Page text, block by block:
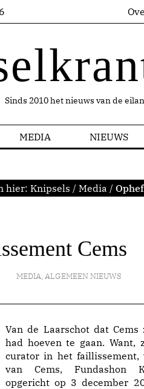
Sinds 2010 het nieuws van de
MEDIA NIEUWS
hier: Knipsels / Media /
Cems
MEDIA, ALGEMEEN NIEUWS
Van de Laarschot dat
had hoeven te gaan. Want,
curator in het faillissement,
van Cems, Fundashon
opgericht op 3 december